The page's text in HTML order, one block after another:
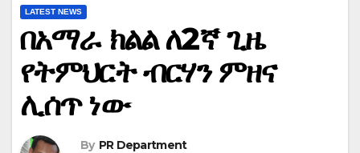
LATEST NEWS
በአማራ ክልል ለ2ኛ ጊዜ
የትምህርት ብርሃን ምዘና
ሊሰጥ ነው
By PR Department